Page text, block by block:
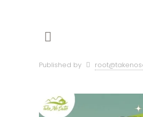
Published by